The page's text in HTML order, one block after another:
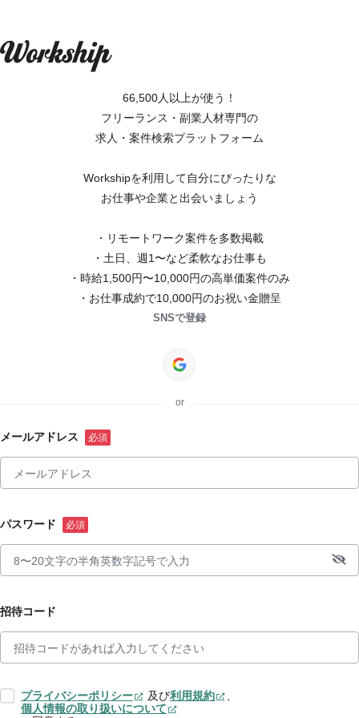
66,500人以上が使う！
フリーランス・副業人材専門の
求人・案件検索プラットフォーム
Workshipを利用して自分にぴったりな
お仕事や企業と出会いましょう
・リモートワーク案件を多数掲載
・土日、週1〜など柔軟なお仕事も
・時給1,500円〜10,000円の高単価案件のみ
・お仕事成約で10,000円のお祝い金贈呈
SNSで登録
or
メールアドレス
パスワード
招待コード
プライバシーポリシー 及び利用規約
、
個人情報の取り扱いについて